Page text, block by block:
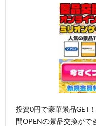
投資0円で豪華景品GET
間OPENの景品交換がで